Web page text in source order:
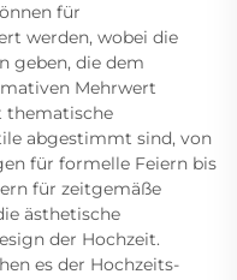
für
werden, wobei die
geben, die dem
Mehrwert
thematische
abgestimmt sind, von
für formelle Feiern bis
für zeitgemäße
ästhetische
der Hochzeit.
es der Hochzeits-